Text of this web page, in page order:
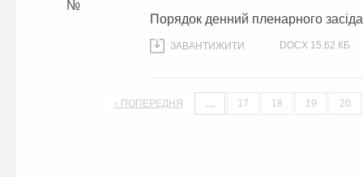
Порядок денний пленарного
ЗАВАНТИЖИТИ DOCX 15.62 КБ
‹ ПОПЕРЕДНЯ … 17 18 19 20